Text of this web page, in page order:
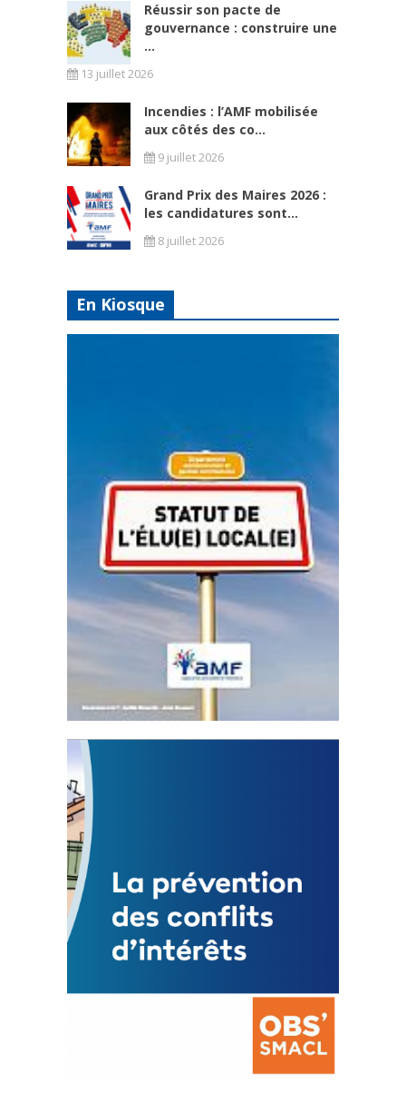
Réussir son pacte de
gouvernance : construire une
...
13 juillet 2026
Incendies : l’AMF mobilisée
aux côtés des co...
9 juillet 2026
Grand Prix des Maires 2026 :
les candidatures sont...
8 juillet 2026
En Kiosque
Statut de l’élu local
3 avril 2024
Mise à jour avril 2024
FEUILLETER